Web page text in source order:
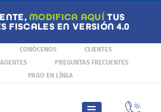
MODIFICA AQUÍ TUS
FISCALES EN VERSIÓN 4.0
CONÓCENOS
CLIENTES
AGENTES
PREGUNTAS FRECUENTES
PAGO EN LÍNEA